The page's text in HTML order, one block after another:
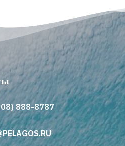
888-8787